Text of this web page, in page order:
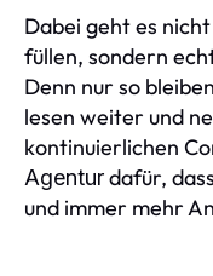
Dabei geht es
füllen, sondern
Denn nur so
lesen weiter und
kontinuierlichen
Agenturdafür,
und immer mehr